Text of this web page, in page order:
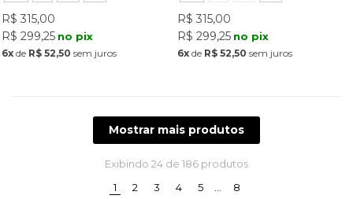
R$ 315,00
R$ 299,25 no pix
6xde R$ 52,50 sem juros
R$ 315,00
R$ 299,25 no pix
6x de R$ 52,50 sem juros
Mostrar mais produtos
Exibindo 24 de 186 produtos
1(current)
2 3 4 5 8